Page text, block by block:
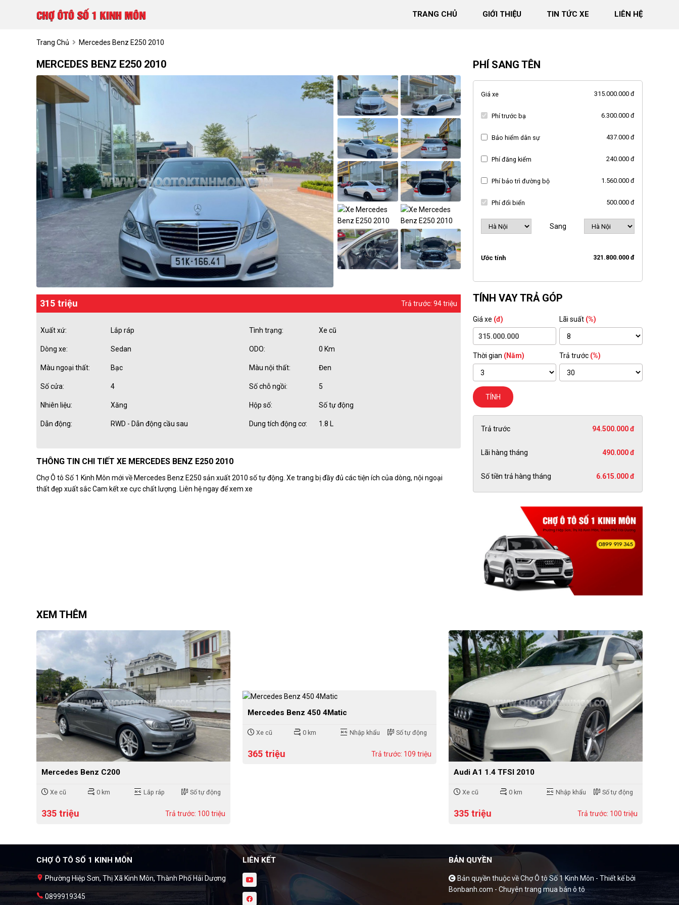
TRANG CHỦ GIỚI THIỆU TIN TỨC XE LIÊN HỆ
Trang Chủ Mercedes Benz E250 2010
MERCEDES BENZ E250 2010
315 triệu Trả trước: 94 triệu
Xuất xứ: Lắp ráp Tình trạng: Xe cũ
Dòng xe: Sedan ODO: 0 Km
Màu ngoại thất: Bạc Màu nội thất: Đen
Số cửa: 4 Số chỗ ngồi: 5
Nhiên liệu: Xăng Hộp số: Số tự động
Dẫn động: RWD - Dẫn động cầu sau Dung tích động cơ: 1.8 L
THÔNG TIN CHI TIẾT XE MERCEDES BENZ E250 2010
Chợ Ô tô Số 1 Kinh Môn mới về Mercedes Benz E250 sản xuất 2010 số tự động. Xe trang bị đầy đủ các tiện ích của dòng, nội ngoại
thất đẹp xuất sắc Cam kết xe cực chất lượng. Liên hệ ngay để xem xe
PHÍ SANG TÊN
Giá xe 315.000.000 đ
Phí trước bạ 6.300.000 đ
Bảo hiểm dân sự 437.000 đ
Phí đăng kiểm 240.000 đ
Phí bảo trì đường bộ 1.560.000 đ
Phí đổi biển 500.000 đ
Sang
Ước tính 321.800.000 đ
TÍNH VAY TRẢ GÓP
Giá xe (đ) Lãi suất (%)
Thời gian (Năm) Trả trước (%)
TÍNH
Trả trước 94.500.000 đ
Lãi hàng tháng 490.000 đ
Số tiền trả hàng tháng 6.615.000 đ
XEM THÊM
Mercedes Benz C200
Xe cũ 0 km Lắp ráp Số tự động
335 triệu Trả trước: 100 triệu
Mercedes Benz 450 4Matic
Xe cũ 0 km Nhập khẩu Số tự động
365 triệu Trả trước: 109 triệu
Audi A1 1.4 TFSI 2010
Xe cũ 0 km Nhập khẩu Số tự động
335 triệu Trả trước: 100 triệu
CHỢ Ô TÔ SỐ 1 KINH MÔN
Phường Hiệp Sơn, Thị Xã Kinh Môn, Thành Phố Hải Dương
0899919345
LIÊN KẾT BẢN QUYỀN
Bản quyền thuộc về Chợ Ô tô Số 1 Kinh Môn - Thiết kế bởi
Bonbanh.com - Chuyên trang mua bán ô tô